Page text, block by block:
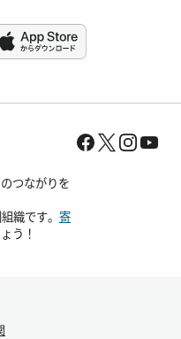
つながりを
織です。 寄
う！